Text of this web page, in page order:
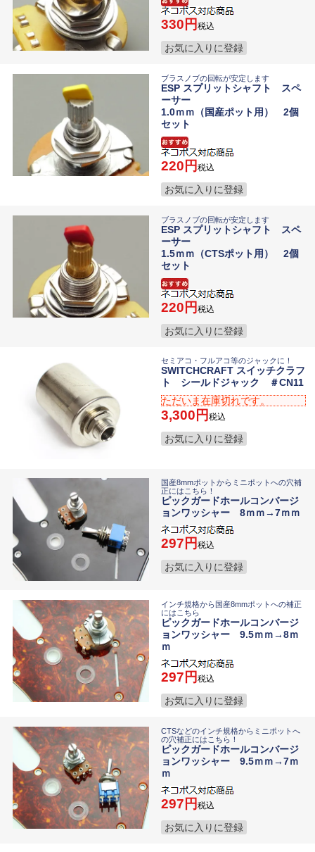
330 税込
お気に入りに登録
ブラスノブの回転が安定します
ESP スプリットシャフト スペ
ーサー
1.0ｍｍ（国産ポット用） 2個
セット
220 税込
お気に入りに登録
ブラスノブの回転が安定します
ESP スプリットシャフト スペ
ーサー
1.5ｍｍ（CTSポット用） 2個
セット
220 税込
お気に入りに登録
セミアコ・フルアコ等のジャックに！
SWITCHCRAFT スイッチクラフ
ト シールドジャック ＃CN11
ただいま在庫切れです。
3,300 税込
お気に入りに登録
国産8mmポットからミニポットへの穴補
正にはこちら！
ピックガードホールコンバージ
ョンワッシャー 8ｍｍ→7ｍｍ
297 税込
お気に入りに登録
インチ規格から国産8mmポットへの補正
にはこちら
ピックガードホールコンバージ
ョンワッシャー 9.5ｍｍ→8ｍ
ｍ
297 税込
お気に入りに登録
CTSなどのインチ規格からミニポットへ
の穴補正にはこちら！
ピックガードホールコンバージ
ョンワッシャー 9.5ｍｍ→7ｍ
ｍ
297 税込
お気に入りに登録